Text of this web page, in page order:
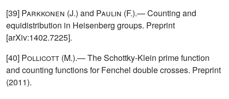
[39] Parkkonen (J.) and Paulin (F.).— Counting and
equidistribution in Heisenberg groups. Preprint
[arXiv:1402.7225].
[40] Pollicott (M.).— The Schottky-Klein prime function
and counting functions for Fenchel double crosses. Preprint
(2011).